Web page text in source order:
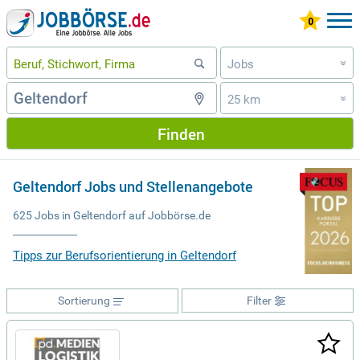
Jobs »
25 km »
Finden
Geltendorf Jobs und Stellenangebote
625 Jobs in Geltendorf auf Jobbörse.de
Tipps zur Berufsorientierung in Geltendorf
Filter
Sortierung